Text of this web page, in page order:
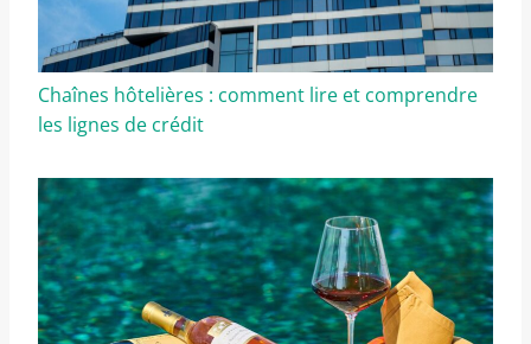
Chaînes hôtelières : comment lire et comprendre
les lignes de crédit